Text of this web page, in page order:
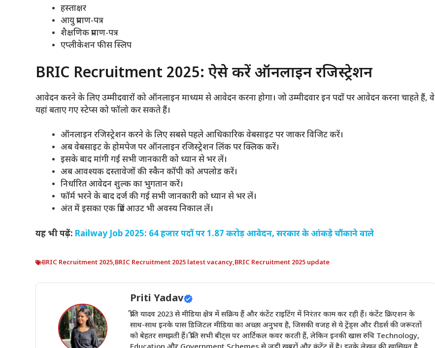
हस्ताक्षर
आयु प्रमाण-पत्र
शैक्षणिक प्रमाण-पत्र
एप्लीकेशन फीस स्लिप
BRIC Recruitment 2025: ऐसे करें ऑनलाइन रजिस्ट्रेशन
आवेदन करने के लिए उम्मीदवारों को ऑनलाइन माध्यम से आवेदन करना होगा। जो उम्मीदवार इन पदों पर आवेदन करना चाहते हैं, वे
यहां बताए गए स्टेप्स को फॉलो कर सकते हैं।
ऑनलाइन रजिस्ट्रेशन करने के लिए सबसे पहले आधिकारिक वेबसाइट पर जाकर विजिट करें।
अब वेबसाइट के होमपेज पर ऑनलाइन रजिस्ट्रेशन लिंक पर क्लिक करें।
इसके बाद मांगी गई सभी जानकारी को ध्यान से भर लें।
अब आवश्यक दस्तावेजों की स्कैन कॉपी को अपलोड करें।
निर्धारित आवेदन शुल्क का भुगतान करें।
फॉर्म भरने के बाद दर्ज की गई सभी जानकारी को ध्यान से भर लें।
अंत में इसका एक प्रिंट आउट भी अवस्य निकाल लें।
यह भी पढ़ें: Railway Job 2025: 64 हजार पदों पर 1.87 करोड़ आवेदन, सरकार के आंकड़े चौंकाने वाले
BRIC Recruitment 2025,BRIC Recruitment 2025 latest vacancy,BRIC Recruitment 2025 update
Priti Yadav
प्रीति यादव 2023 से मीडिया क्षेत्र में सक्रिय हैं और कंटेंट राइटिंग में निरंतर काम कर रही हैं। कंटेंट क्रिएशन के
साथ-साथ इनके पास डिजिटल मीडिया का अच्छा अनुभव है, जिसकी वजह से ये ट्रेंड्स और रीडर्स की जरूरतों
को बेहतर समझती हैं। प्रीति सभी बीट्स पर आर्टिकल कवर करती हैं, लेकिन इनकी खास रुचि Technology,